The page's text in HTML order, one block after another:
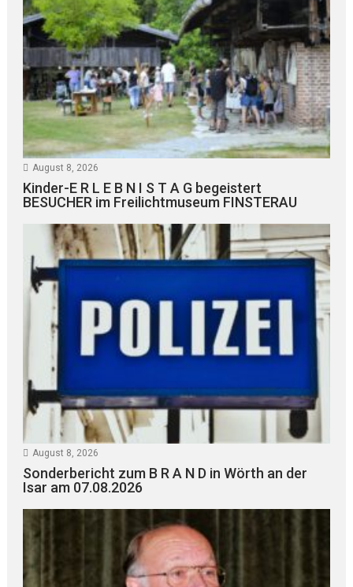
August 8, 2026
Kinder-E R L E B N I S T A G begeistert
BESUCHER im Freilichtmuseum FINSTERAU
August 8, 2026
Sonderbericht zum B R A N D in Wörth an der
Isar am 07.08.2026